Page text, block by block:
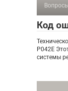
Код
P042E
системы